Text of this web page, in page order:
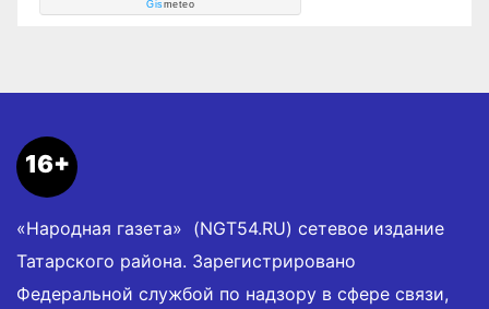
Gismeteo
16+
«Народная газета» (NGT54.RU) сетевое издание
Татарского района. Зарегистрировано
Федеральной службой по надзору в сфере связи,